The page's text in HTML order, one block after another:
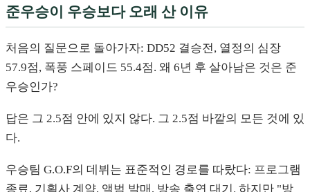
준우승이 우승보다 오래 산 이유
처음의 질문으로 돌아가자: DD52 결승전, 열정의 심장
57.9점, 폭풍 스페이드 55.4점. 왜 6년 후 살아남은 것은 준
우승인가?
답은 그 2.5점 안에 있지 않다. 그 2.5점 바깥의 모든 것에 있
다.
우승팀 G.O.F의 데뷔는 표준적인 경로를 따랐다: 프로그램
종료, 기획사 계약, 앨범 발매, 방송 출연 대기. 하지만 "방